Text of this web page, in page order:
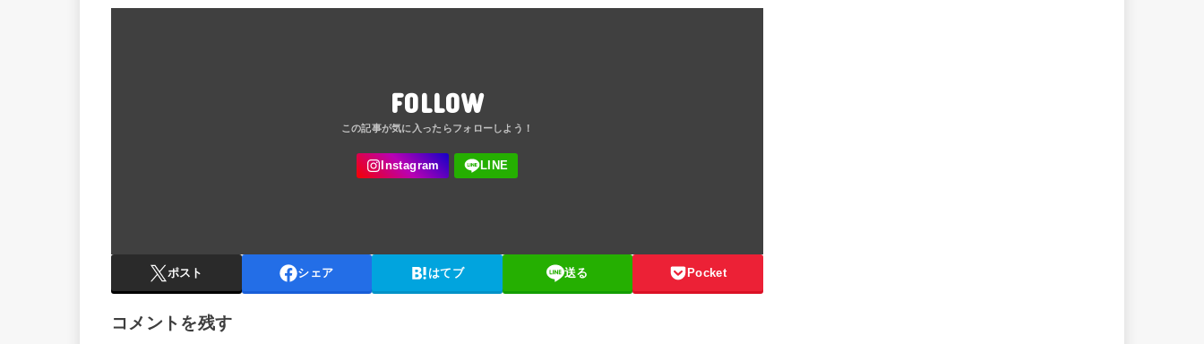
FOLLOW
ポスト シェア はてブ 送る Pocket
コメントを残す